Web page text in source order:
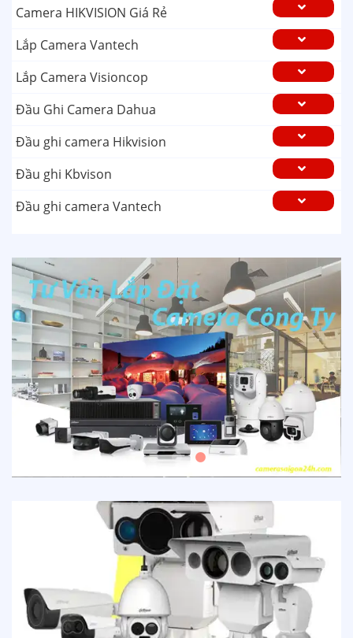
Camera HIKVISION Giá Rẻ
Lắp Camera Vantech
Lắp Camera Visioncop
Đầu Ghi Camera Dahua
Đầu ghi camera Hikvision
Đầu ghi Kbvison
Đầu ghi camera Vantech